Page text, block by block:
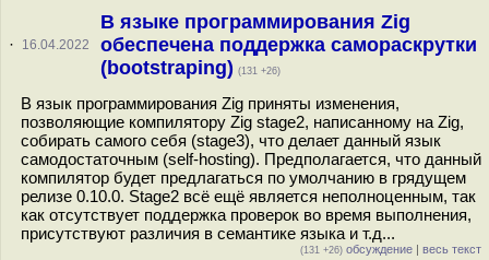
· 16.04.2022
В языке программирования Zig
обеспечена поддержка самораскрутки
(bootstraping) (131 +26)
В язык программирования Zig приняты изменения,
позволяющие компилятору Zig stage2, написанному на Zig,
собирать самого себя (stage3), что делает данный язык
самодостаточным (self-hosting). Предполагается, что данный
компилятор будет предлагаться по умолчанию в грядущем
релизе 0.10.0. Stage2 всё ещё является неполноценным, так
как отсутствует поддержка проверок во время выполнения,
присутствуют различия в семантике языка и т.д...
(131 +26) обсуждение | весь текст